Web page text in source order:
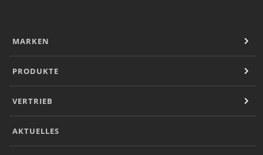
MARKEN
PRODUKTE
VERTRIEB
AKTUELLES